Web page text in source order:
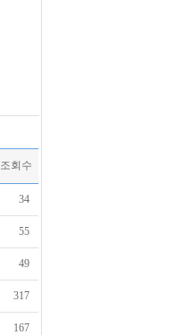
조회수
34
55
49
317
167